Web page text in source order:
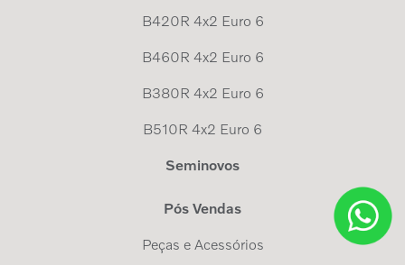
B420R 4x2 Euro 6
B460R 4x2 Euro 6
B380R 4x2 Euro 6
B510R 4x2 Euro 6
Seminovos
Pós Vendas
Peças e Acessórios